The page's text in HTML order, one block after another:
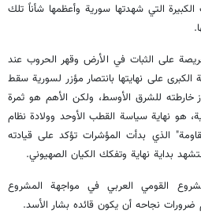
التي شهدتها سورية وأعظمها شأناً تلك
على الثبات في الأرض وقهر الحروب عند
الكبرى على نهايتها بانتصار مؤزر لسورية سقط
خارطته للشرق الأوسط، ولكن الأهم هو ثمرة
هو نهاية سياسة القطب الأوحد وولادة نظام
الذي بدأت المؤشرات تؤكد على قيادته
بداية نهاية وتفكك الكيان الصهيوني.
القومي العربي في مواجهة المشروع
ضرورات نجاحه أن يكون قائده بشار الأسد.